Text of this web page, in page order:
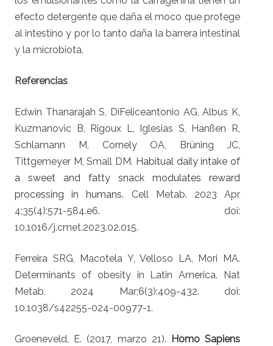
efecto detergente que daña el moco que protege
al intestino y por lo tanto daña la barrera intestinal
y la microbiota.
Referencias
Edwin Thanarajah S, DiFeliceantonio AG, Albus K,
Kuzmanovic B, Rigoux L, Iglesias S, Hanßen R,
Schlamann M, Cornely OA, Brüning JC,
Tittgemeyer M, Small DM. Habitual daily intake of
a sweet and fatty snack modulates reward
processing in humans. Cell Metab. 2023 Apr
4;35(4):571-584.e6. doi:
10.1016/j.cmet.2023.02.015.
Ferreira SRG, Macotela Y, Velloso LA, Mori MA.
Determinants of obesity in Latin America. Nat
Metab. 2024 Mar;6(3):409-432. doi:
10.1038/s42255-024-00977-1.
Groeneveld, E. (2017, marzo 21). Homo Sapiens